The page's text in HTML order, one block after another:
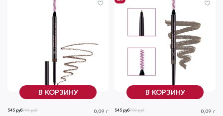
В КОРЗИНУ
990 руб
545 руб 0,09 г
В КОРЗИНУ
990 руб
545 руб 0,09 г